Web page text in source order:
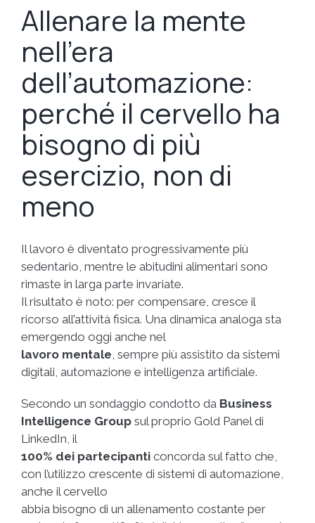
Allenare la mente
nell’era
dell’automazione:
perché il cervello ha
bisogno di più
esercizio, non di
meno
Il lavoro è diventato progressivamente più
sedentario, mentre le abitudini alimentari sono
rimaste in larga parte invariate.
Il risultato è noto: per compensare, cresce il
ricorso all’attività fisica. Una dinamica analoga sta
emergendo oggi anche nel
lavoro mentale , sempre più assistito da sistemi
digitali, automazione e intelligenza artificiale.
Secondo un sondaggio condotto da Business
Intelligence Group sul proprio Gold Panel di
LinkedIn, il
100% dei partecipanti concorda sul fatto che,
con l’utilizzo crescente di sistemi di automazione,
anche il cervello
abbia bisogno di un allenamento costante per